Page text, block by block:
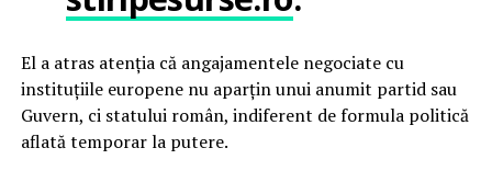
El a atras atenția că angajamentele negociate cu
instituțiile europene nu aparțin unui anumit partid sau
Guvern, ci statului român, indiferent de formula politică
aflată temporar la putere.